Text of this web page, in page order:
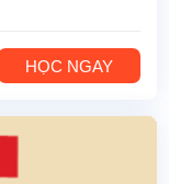
HỌC NGAY